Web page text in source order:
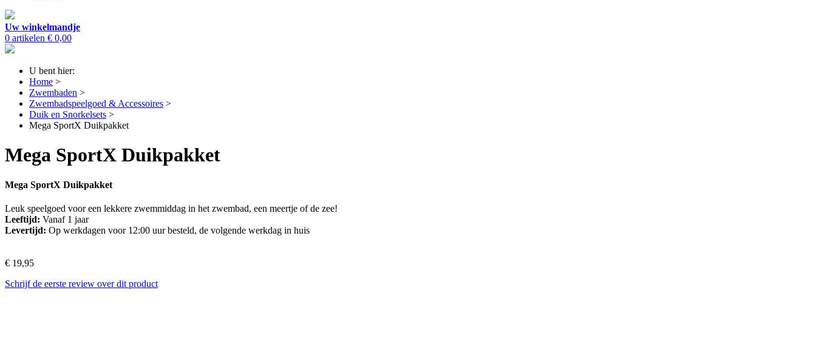
Uw winkelmandje
0 artikelen € 0,00
U bent hier:
Home >
Zwembaden >
Zwembadspeelgoed & Accessoires >
Duik en Snorkelsets >
Mega SportX Duikpakket
Mega SportX Duikpakket
Mega SportX Duikpakket
Leuk speelgoed voor een lekkere zwemmiddag in het zwembad, een meertje of de zee!
Leeftijd: Vanaf 1 jaar
Levertijd: Op werkdagen voor 12:00 uur besteld, de volgende werkdag in huis
€ 19,95
Schrijf de eerste review over dit product